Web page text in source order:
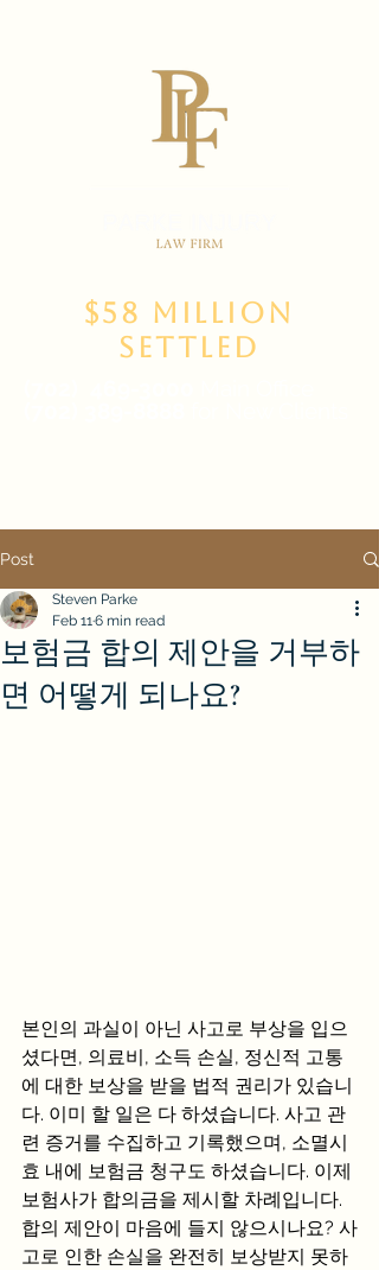
$58 Million
Settled
Post
보험금 합의 제안을 거부하
면 어떻게 되나요?
Steven Parke
Feb 116 min read
본인의 과실이 아닌 사고로 부상을 입으
셨다면, 의료비, 소득 손실, 정신적 고통
에 대한 보상을 받을 법적 권리가 있습니
다. 이미 할 일은 다 하셨습니다. 사고 관
련 증거를 수집하고 기록했으며, 소멸시
효 내에 보험금 청구도 하셨습니다. 이제
보험사가 합의금을 제시할 차례입니다.
합의 제안이 마음에 들지 않으시나요? 사
고로 인한 손실을 완전히 보상받지 못하